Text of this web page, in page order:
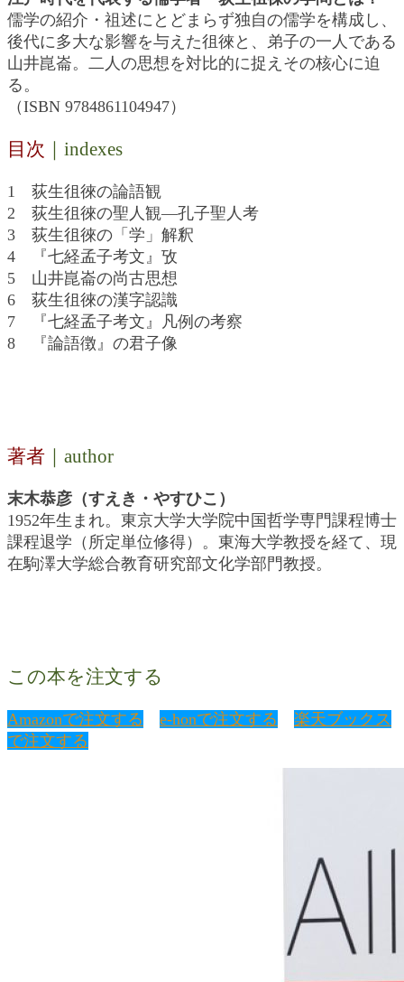
儒学の紹介・祖述にとどまらず独自の儒学を構成し、
後代に多大な影響を与えた徂徠と、弟子の一人である
山井崑崙。二人の思想を対比的に捉えその核心に迫
る。
（ISBN 9784861104947）
目次 ｜indexes
1 荻生徂徠の論語観
2 荻生徂徠の聖人観―孔子聖人考
3 荻生徂徠の「学」解釈
4 『七経孟子考文』攷
5 山井崑崙の尚古思想
6 荻生徂徠の漢字認識
7 『七経孟子考文』凡例の考察
8 『論語徴』の君子像
著者 ｜author
末木恭彦（すえき・やすひこ）
1952年生まれ。東京大学大学院中国哲学専門課程博士
課程退学（所定単位修得）。東海大学教授を経て、現
在駒澤大学総合教育研究部文化学部門教授。
この本を注文する
Amazonで注文する e-honで注文する
楽天ブックス
で注文する